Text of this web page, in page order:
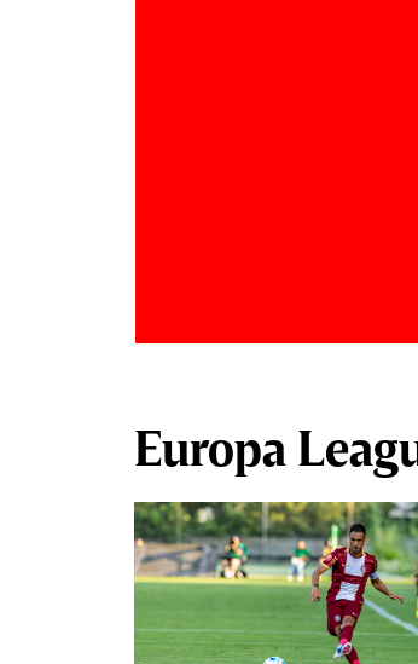
Jucătorul dorit de Pancu în
Giuleşti vrea să rupă contractul cu
CFR Cluj: ”A făcut notificare la
Europa